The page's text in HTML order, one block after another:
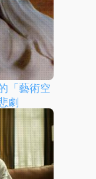
「藝術空
劇